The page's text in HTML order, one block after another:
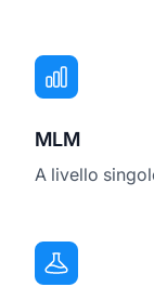
MLM
A livello